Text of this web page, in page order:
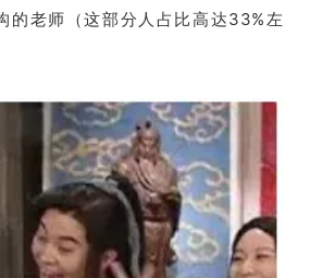
的老师（这部分人占比高达33%左